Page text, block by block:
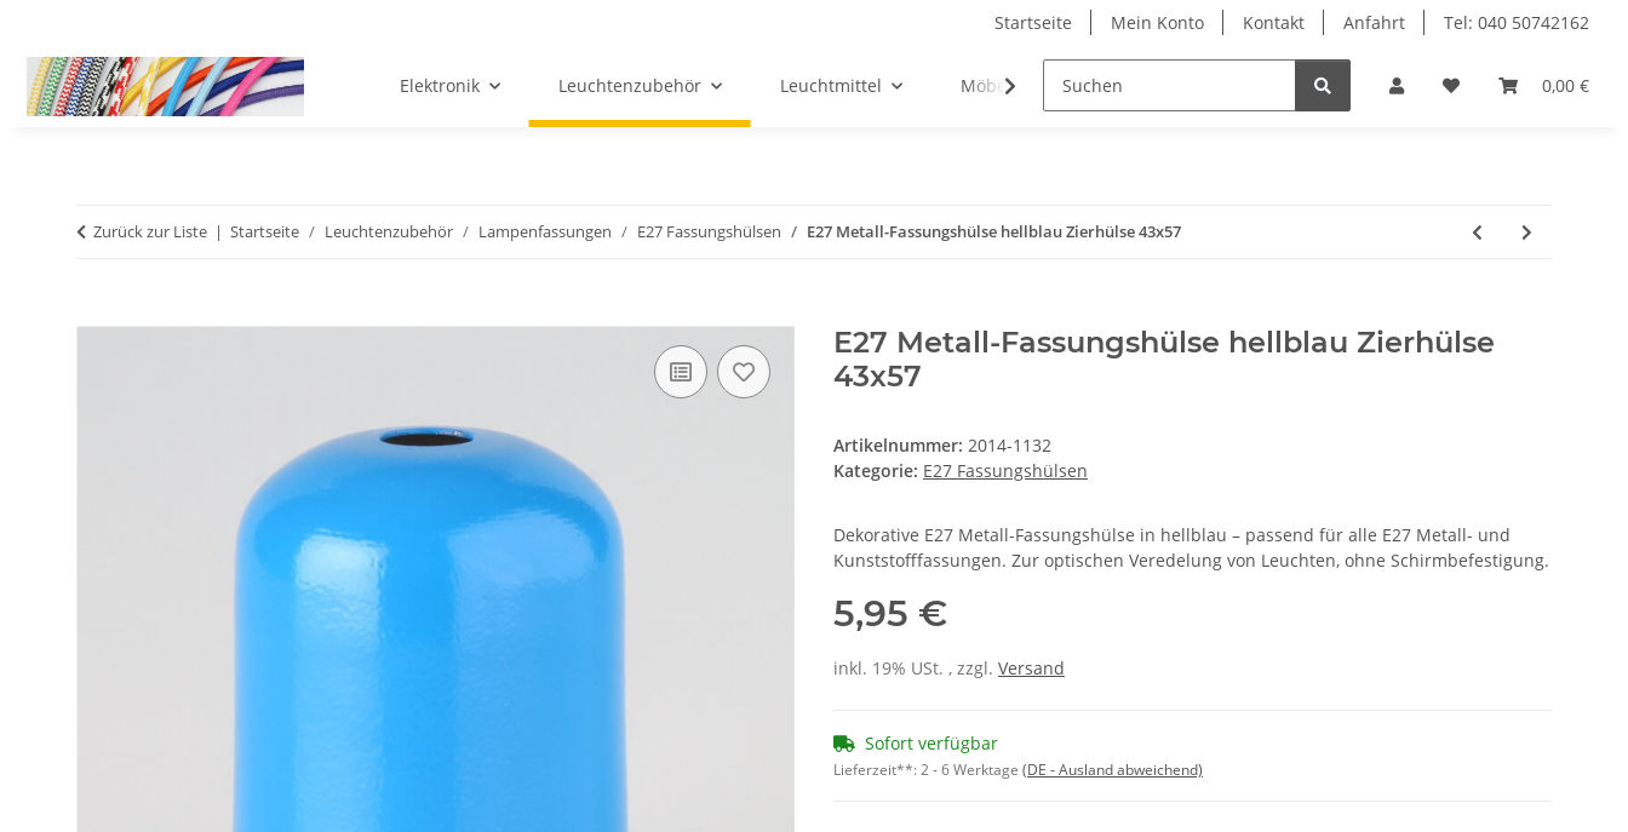
Startseite Mein Konto Kontakt Anfahrt Tel: 040 50742162
0,00 €
Elektronik Leuchtenzubehör Leuchtmittel Möbel-Ersatzteile
Zurück zur Liste Startseite Leuchtenzubehör Lampenfassungen E27 Fassungshülsen E27 Metall-Fassungshülse hellblau Zierhülse 43x57
E27 Metall-Fassungshülse hellblau Zierhülse
43x57
Artikelnummer: 2014-1132
Kategorie: E27 Fassungshülsen
Dekorative E27 Metall-Fassungshülse in hellblau – passend für alle E27 Metall- und
Kunststofffassungen. Zur optischen Veredelung von Leuchten, ohne Schirmbefestigung.
5,95 €
inkl. 19% USt. , zzgl. Versand
Sofort verfügbar
Lieferzeit**:2 - 6 Werktage (DE - Ausland abweichend)